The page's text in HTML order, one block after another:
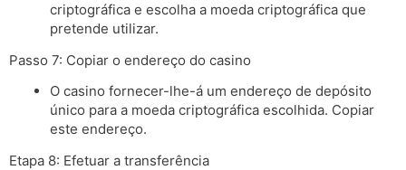
criptográfica e escolha a moeda criptográfica que
pretende utilizar.
Passo 7: Copiar o endereço do casino
O casino fornecer-lhe-á um endereço de depósito
único para a moeda criptográfica escolhida. Copiar
este endereço.
Etapa 8: Efetuar a transferência